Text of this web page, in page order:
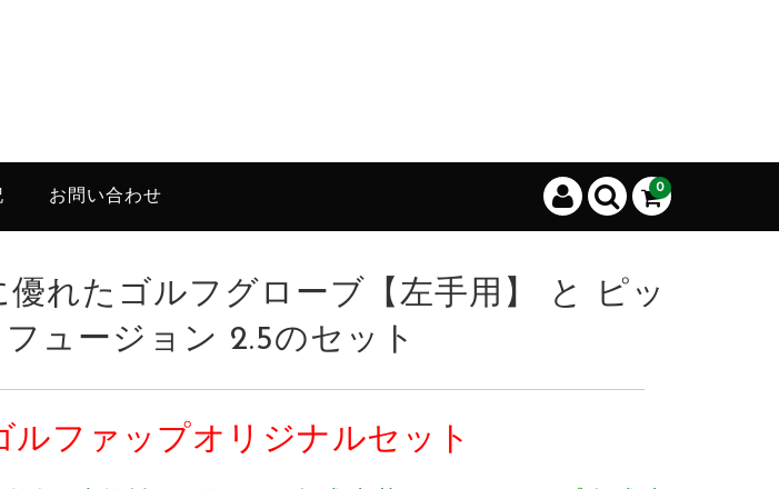
0
お問い合わせ
優れたゴルフグローブ【左手用】 と ピッ
ュージョン 2.5のセット
ルファップオリジナルセット